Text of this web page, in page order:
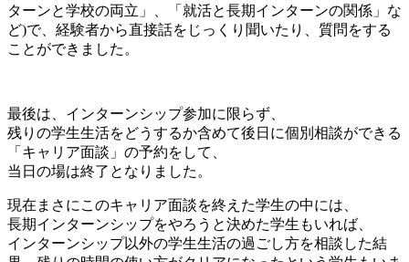
ターンと学校の両立」、「就活と長期インターンの関係」な
ど)で、経験者から直接話をじっくり聞いたり、質問をする
ことができました。
最後は、インターンシップ参加に限らず、
残りの学生生活をどうするか含めて後日に個別相談ができる
「キャリア面談」の予約をして、
当日の場は終了となりました。
現在まさにこのキャリア面談を終えた学生の中には、
長期インターンシップをやろうと決めた学生もいれば、
インターンシップ以外の学生生活の過ごし方を相談した結